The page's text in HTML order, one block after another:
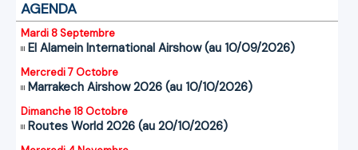
AGENDA
Mardi 8 Septembre
El Alamein International Airshow (au 10/09/2026)
Mercredi 7 Octobre
Marrakech Airshow 2026 (au 10/10/2026)
Dimanche 18 Octobre
Routes World 2026 (au 20/10/2026)